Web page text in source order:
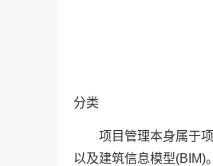
分类
项目管理本身属于
以及建筑信息模型(BIM)。